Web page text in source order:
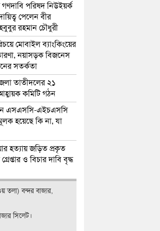
পরিষদ নিউইয়র্ক
পেলেন বীর
রহমান চৌধুরী
মোবাইল ব্যাংকিংয়ের
নয়াসড়ক বিজনেস
সতর্কতা
তাতীদলের ২১
কমিটি গঠন
এসএসসি-এইচএসসি
হয়েছে কি না, যা
হত্যায় জড়িত প্রকৃত
ও বিচার দাবি বৃদ্ধ
তলা) বন্দর বাজার,
সিলেট।